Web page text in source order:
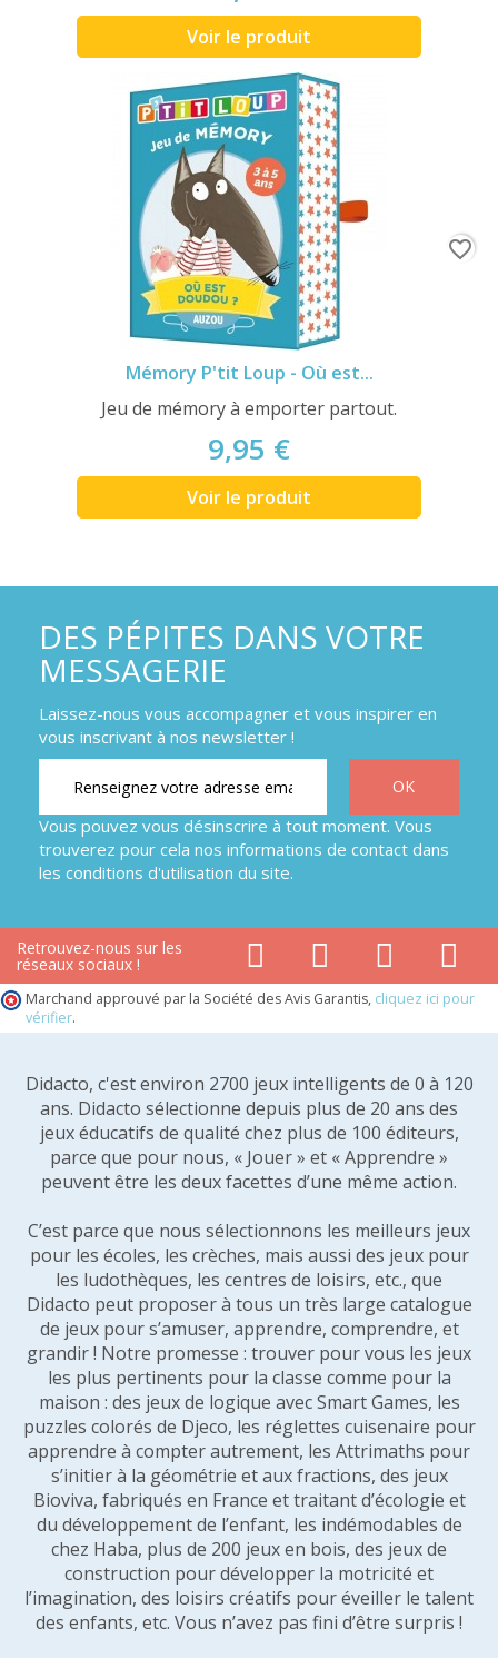
Voir le produit
Mémory P'tit Loup - Où est...
Jeu de mémory à emporter partout.
9,95 €
Voir le produit
favorite_border
DES PÉPITES DANS VOTRE
MESSAGERIE
Laissez-nous vous accompagner et vous inspirer en
vous inscrivant à nos newsletter !
Vous pouvez vous désinscrire à tout moment. Vous
trouverez pour cela nos informations de contact dans
les conditions d'utilisation du site.
Retrouvez-nous sur les
réseaux sociaux !
Marchand approuvé par la Société des Avis Garantis, cliquez ici pour
vérifier.
Didacto, c'est environ 2700 jeux intelligents de 0 à 120
ans. Didacto sélectionne depuis plus de 20 ans des
jeux éducatifs de qualité chez plus de 100 éditeurs,
parce que pour nous, « Jouer » et « Apprendre »
peuvent être les deux facettes d’une même action.
C’est parce que nous sélectionnons les meilleurs jeux
pour les écoles, les crèches, mais aussi des jeux pour
les ludothèques, les centres de loisirs, etc., que
Didacto peut proposer à tous un très large catalogue
de jeux pour s’amuser, apprendre, comprendre, et
grandir ! Notre promesse : trouver pour vous les jeux
les plus pertinents pour la classe comme pour la
maison : des jeux de logique avec Smart Games, les
puzzles colorés de Djeco, les réglettes cuisenaire pour
apprendre à compter autrement, les Attrimaths pour
s’initier à la géométrie et aux fractions, des jeux
Bioviva, fabriqués en France et traitant d’écologie et
du développement de l’enfant, les indémodables de
chez Haba, plus de 200 jeux en bois, des jeux de
construction pour développer la motricité et
l’imagination, des loisirs créatifs pour éveiller le talent
des enfants, etc. Vous n’avez pas fini d’être surpris !